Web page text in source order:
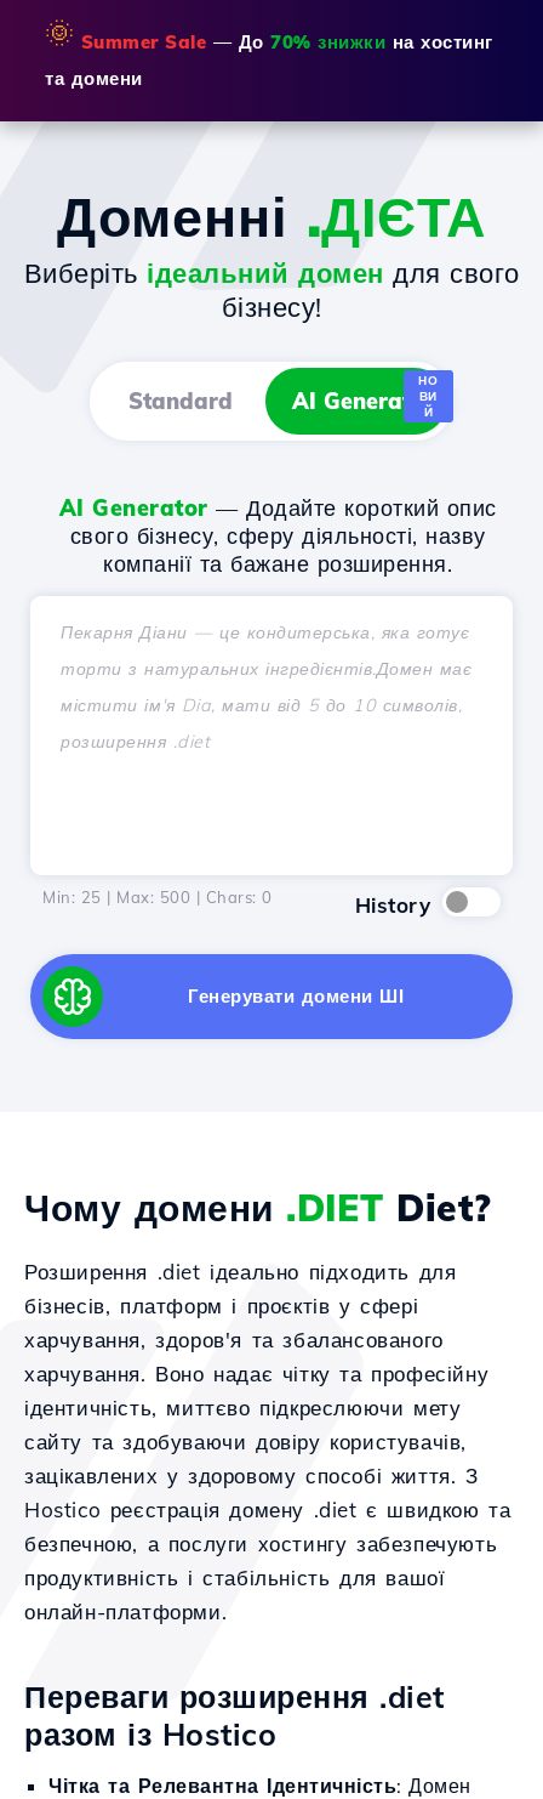
🌞 Summer Sale — До 70% знижки на хостинг
та домени
Доменні .ДІЄТА
Виберіть ідеальний домен для свого
бізнесу!
Standard AI Generator
НО
ВИ
Й
AI Generator — Додайте короткий опис
свого бізнесу, сферу діяльності, назву
компанії та бажане розширення.
Min: 25 | Max: 500 | Chars: 0 History
Генерувати домени ШІ
Чому домени .DIET Diet?
Розширення .diet ідеально підходить для
бізнесів, платформ і проєктів у сфері
харчування, здоров'я та збалансованого
харчування. Воно надає чітку та професійну
ідентичність, миттєво підкреслюючи мету
сайту та здобуваючи довіру користувачів,
зацікавлених у здоровому способі життя. З
Hostico реєстрація домену .diet є швидкою та
безпечною, а послуги хостингу забезпечують
продуктивність і стабільність для вашої
онлайн-платформи.
Переваги розширення .diet
разом із Hostico
Чітка та Релевантна Ідентичність: Домен